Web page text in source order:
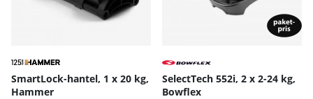
SmartLock-hantel, 1 x 20 kg,
Hammer
SelectTech 552i, 2 x 2-24 kg,
Bowflex